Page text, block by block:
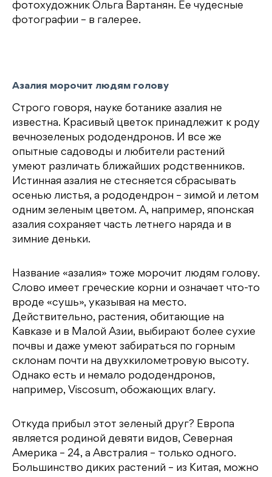
фотохудожник Ольга Вартанян. Ее чудесные
фотографии – в галерее.
Азалия морочит людям голову
Строго говоря, науке ботанике азалия не
известна. Красивый цветок принадлежит к роду
вечнозеленых рододендронов. И все же
опытные садоводы и любители растений
умеют различать ближайших родственников.
Истинная азалия не стесняется сбрасывать
осенью листья, а рододендрон – зимой и летом
одним зеленым цветом. А, например, японская
азалия сохраняет часть летнего наряда и в
зимние деньки.
Название «азалия» тоже морочит людям голову.
Слово имеет греческие корни и означает что-то
вроде «сушь», указывая на место.
Действительно, растения, обитающие на
Кавказе и в Малой Азии, выбирают более сухие
почвы и даже умеют забираться по горным
склонам почти на двухкилометровую высоту.
Однако есть и немало рододендронов,
например, Viscosum, обожающих влагу.
Откуда прибыл этот зеленый друг? Европа
является родиной девяти видов, Северная
Америка – 24, а Австралия – только одного.
Большинство диких растений – из Китая, можно